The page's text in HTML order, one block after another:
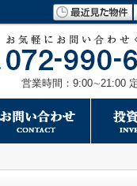
営業時間：9:00∼21:00